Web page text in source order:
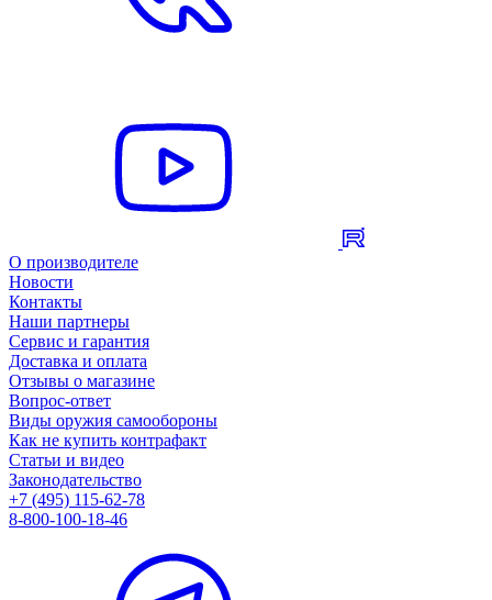
О производителе
Новости
Контакты
Наши партнеры
Сервис и гарантия
Доставка и оплата
Отзывы о магазине
Вопрос-ответ
Виды оружия самообороны
Как не купить контрафакт
Статьи и видео
Законодательство
+7 (495) 115-62-78
8-800-100-18-46